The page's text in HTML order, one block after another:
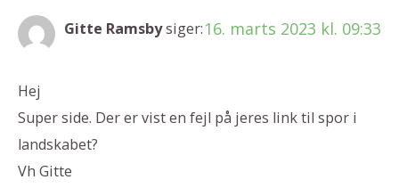
Gitte Ramsbysiger:16. marts 2023 kl. 09:33
Hej
Super side. Der er vist en fejl på jeres link til spor i
landskabet?
Vh Gitte